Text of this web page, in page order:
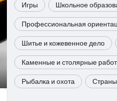
Игры Школьное
Профессиональная
Шитье и кожевенное дело
Каменные и столярные
Рыбалка и охота Страны